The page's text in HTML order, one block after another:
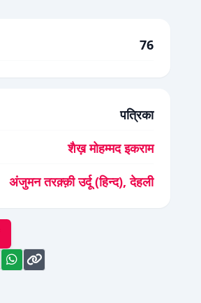
76
पत्रिका
शैख़ मोहम्मद इकराम
अंजुमन तरक़्क़ी उर्दू (हिन्द), देहली